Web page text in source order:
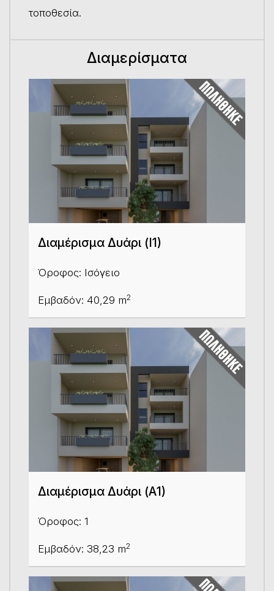
τοποθεσία.
Διαμερίσματα
Διαμέρισμα Δυάρι (Ι1)
Όροφος: Ισόγειο
Εμβαδόν: 40,29 m2
Διαμέρισμα Δυάρι (Α1)
Όροφος: 1
Εμβαδόν: 38,23 m2